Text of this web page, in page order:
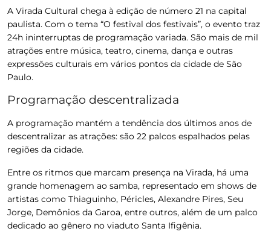
A Virada Cultural chega à edição de número 21 na capital
paulista. Com o tema “O festival dos festivais”, o evento traz
24h ininterruptas de programação variada. São mais de mil
atrações entre música, teatro, cinema, dança e outras
expressões culturais em vários pontos da cidade de São
Paulo.
Programação descentralizada
A programação mantém a tendência dos últimos anos de
descentralizar as atrações: são 22 palcos espalhados pelas
regiões da cidade.
Entre os ritmos que marcam presença na Virada, há uma
grande homenagem ao samba, representado em shows de
artistas como Thiaguinho, Péricles, Alexandre Pires, Seu
Jorge, Demônios da Garoa, entre outros, além de um palco
dedicado ao gênero no viaduto Santa Ifigênia.